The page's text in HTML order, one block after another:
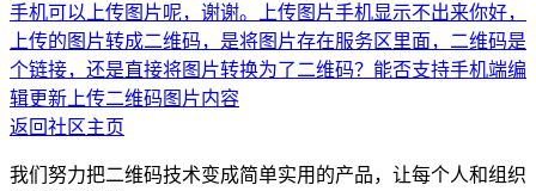
手机可以上传图片呢，谢谢。
上传图片手机显示不出来你好，
上传的图片转成二维码，是将图片存在服务区里面，二维码是
个链接，还是直接将图片转换为了二维码？ 能否支持手机端编
辑更新上传二维码图片内容
返回社区主页
我们努力把二维码技术变成简单实用的产品，让每个人和组织